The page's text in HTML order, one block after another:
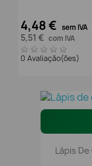
4,48 € sem IVA
5,51 € com IVA
0 Avaliação(ões)
Lápis